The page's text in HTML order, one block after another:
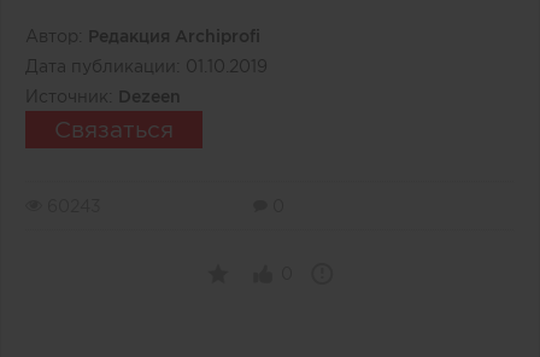
Автор:
Редакция Archiprofi
Дата публикации: 01.10.2019
Источник:
Dezeen
Связаться